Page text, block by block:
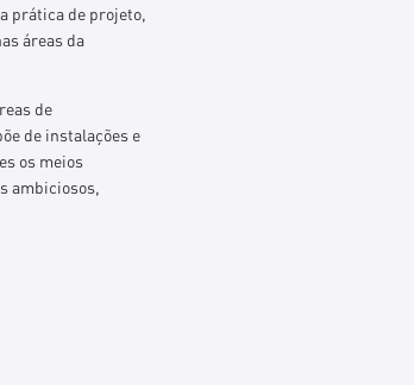
prática de projeto,
áreas da
de
de instalações e
os meios
ambiciosos,